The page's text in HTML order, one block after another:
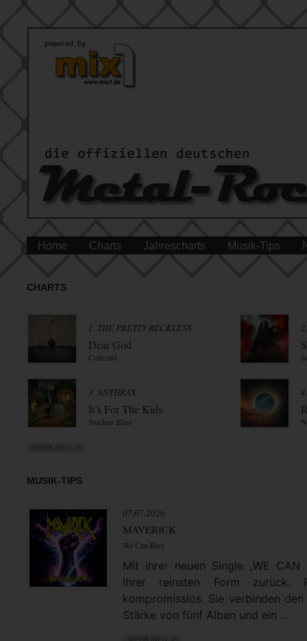
Home Charts Jahrescharts Musik-Tips
CHARTS
1. THE PRETTY RECKLESS
Dear God
Concord
3. ANTHRAX
It’s For The Kids
Nuclear Blast
MUSIK-TIPS
07.07.2026
MAVERICK
We Can Rise
Mit ihrer neuen Single „WE CAN
ihrer reinsten Form zurück.
kompromisslos. Sie verbinden
Stärke von fünf Alben und ein ...